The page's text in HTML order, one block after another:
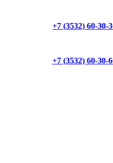
+7 (3532) 60-30-
+7 (3532) 60-30-